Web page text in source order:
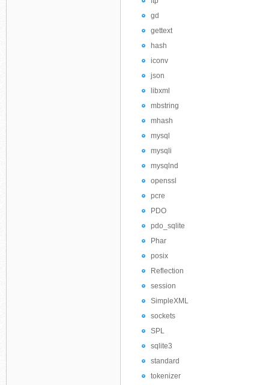
gd
gettext
hash
iconv
json
libxml
mbstring
mhash
mysql
mysqli
mysqlnd
openssl
pcre
PDO
pdo_sqlite
Phar
posix
Reflection
session
SimpleXML
sockets
SPL
sqlite3
standard
tokenizer